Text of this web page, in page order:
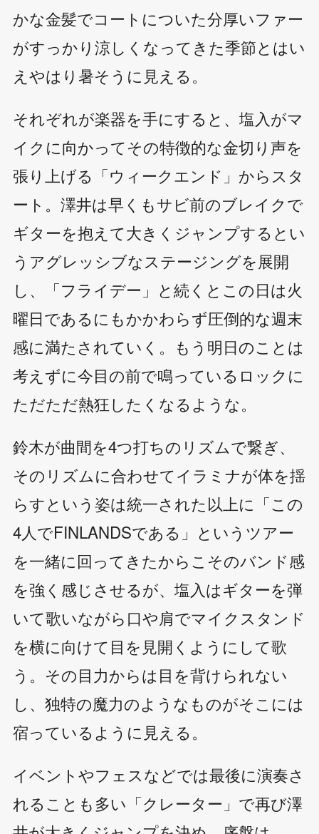
かな金髪でコートについた分厚いファー
がすっかり涼しくなってきた季節とはい
えやはり暑そうに見える。
それぞれが楽器を手にすると、塩入がマ
イクに向かってその特徴的な金切り声を
張り上げる「ウィークエンド」からスタ
ート。澤井は早くもサビ前のブレイクで
ギターを抱えて大きくジャンプするとい
うアグレッシブなステージングを展開
し、「フライデー」と続くとこの日は火
曜日であるにもかかわらず圧倒的な週末
感に満たされていく。もう明日のことは
考えずに今目の前で鳴っているロックに
ただただ熱狂したくなるような。
鈴木が曲間を4つ打ちのリズムで繋ぎ、
そのリズムに合わせてイラミナが体を揺
らすという姿は統一された以上に「この
4人でFINLANDSである」というツアー
を一緒に回ってきたからこそのバンド感
を強く感じさせるが、塩入はギターを弾
いて歌いながら口や肩でマイクスタンド
を横に向けて目を見開くようにして歌
う。その目力からは目を背けられない
し、独特の魔力のようなものがそこには
宿っているように見える。
イベントやフェスなどでは最後に演奏さ
れることも多い「クレーター」で再び澤